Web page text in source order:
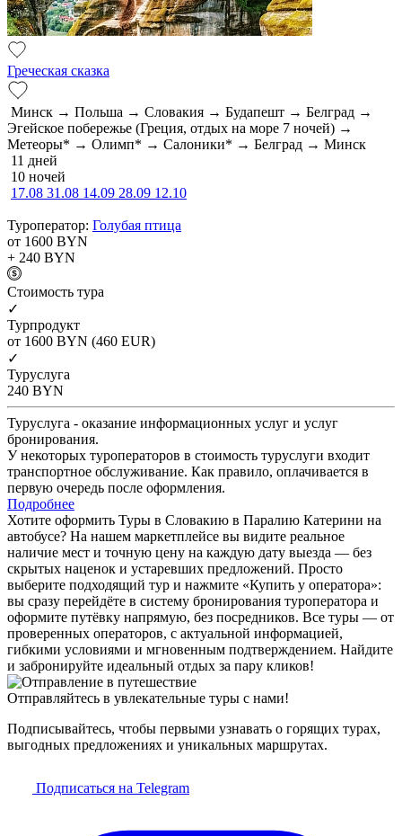
Греческая сказка
Минск → Польша → Словакия → Будапешт → Белград →
Эгейское побережье (Греция, отдых на море 7 ночей) →
Метеоры* → Олимп* → Салоники* → Белград → Минск
11 дней
10 ночей
17.08 31.08 14.09 28.09 12.10
Туроператор: Голубая птица
от 1600 BYN
+ 240 BYN
Cтоимость тура
✓
Турпродукт
от 1600 BYN (460 EUR)
✓
Туруслуга
240 BYN
Туруслуга - оказание информационных услуг и услуг
бронирования.
У некоторых туроператоров в стоимость туруслуги входит
транспортное обслуживание. Как правило, оплачивается в
первую очередь после оформления.
Подробнее
Хотите оформить Туры в Словакию в Паралию Катерини на
автобусе? На нашем маркетплейсе вы видите реальное
наличие мест и точную цену на каждую дату выезда — без
скрытых наценок и устаревших предложений. Просто
выберите подходящий тур и нажмите «Купить у оператора»:
вы сразу перейдёте в систему бронирования туроператора и
оформите путёвку напрямую, без посредников. Все туры — от
проверенных операторов, с актуальной информацией,
гибкими условиями и мгновенным подтверждением. Найдите
и забронируйте идеальный отдых за пару кликов!
Отправляйтесь в увлекательные туры с нами!
Подписывайтесь, чтобы первыми узнавать о горящих турах,
выгодных предложениях и уникальных маршрутах.
Подписаться на Telegram